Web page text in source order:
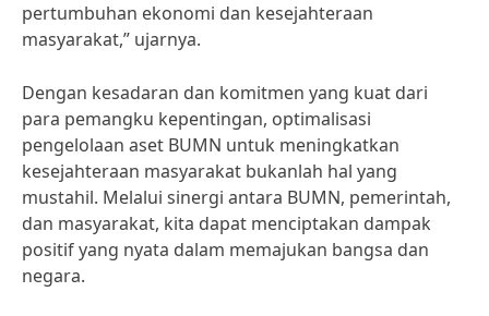
pertumbuhan ekonomi dan kesejahteraan
masyarakat,” ujarnya.
Dengan kesadaran dan komitmen yang kuat dari
para pemangku kepentingan, optimalisasi
pengelolaan aset BUMN untuk meningkatkan
kesejahteraan masyarakat bukanlah hal yang
mustahil. Melalui sinergi antara BUMN, pemerintah,
dan masyarakat, kita dapat menciptakan dampak
positif yang nyata dalam memajukan bangsa dan
negara.